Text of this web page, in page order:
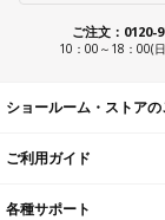
ご注文：0120-
10：00～18：00(
ショールーム・ストア
ご利用ガイド
各種サポート